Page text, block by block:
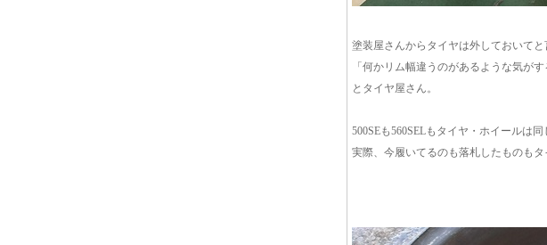
塗装屋さんからタイヤは外しておいて
「何かリム幅違うのがあるような気がす
とタイヤ屋さん。
500SEも560SELもタイヤ・ホイールは同
実際、今履いてるのも落札したものもタ